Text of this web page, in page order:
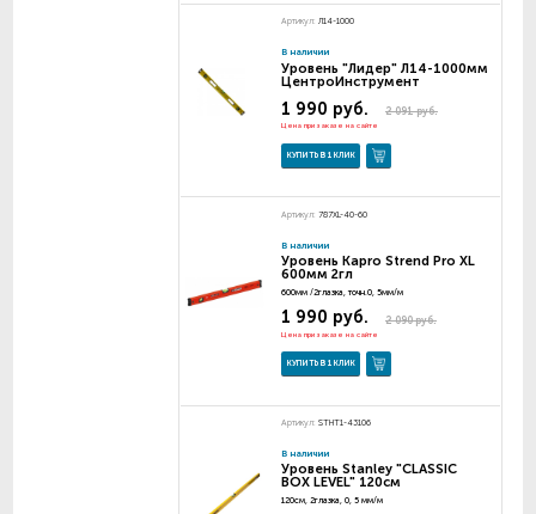
Артикул: Л14-1000
В наличии
Уровень "Лидер" Л14-1000мм
ЦентроИнструмент
2 091 руб.
1 990 руб.
Цена при заказе на сайте
КУПИТЬ В 1 КЛИК
Артикул: 787XL-40-60
В наличии
Уровень Kapro Strend Pro XL
600мм 2гл
600мм /2глазка, точн.0, 5мм/м
2 090 руб.
1 990 руб.
Цена при заказе на сайте
КУПИТЬ В 1 КЛИК
Артикул: STHT1-43106
В наличии
Уровень Stanley "CLASSIC
BOX LEVEL" 120см
120см, 2глазка, 0, 5 мм/м